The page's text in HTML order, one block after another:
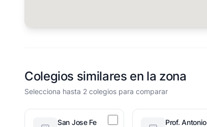
Colegios similares en la zona
Selecciona hasta 2 colegios para comparar
San Jose Fe
Prof. Antonio